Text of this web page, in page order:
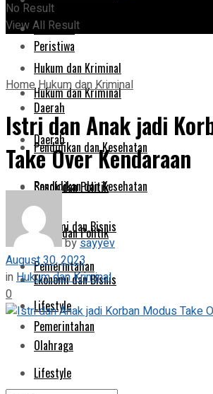
Peristiwa
Hukum dan Kriminal
Daerah
Pendidikan dan Kesehatan
Sosok dan Politik
Ekonomi dan Bisnis
Pemerintahan
Lifestyle
Olahraga
Peristiwa
Hukum dan Kriminal
Daerah
Pendidikan dan Kesehatan
Sosok dan Politik
Ekonomi dan Bisnis
Pemerintahan
Lifestyle
No Result
View All Result
HomeHukum dan Kriminal
Istri dan Anak jadi
Take Over Kendaraan
bysayyev
August 30, 2023
inHukum dan Kriminal
0